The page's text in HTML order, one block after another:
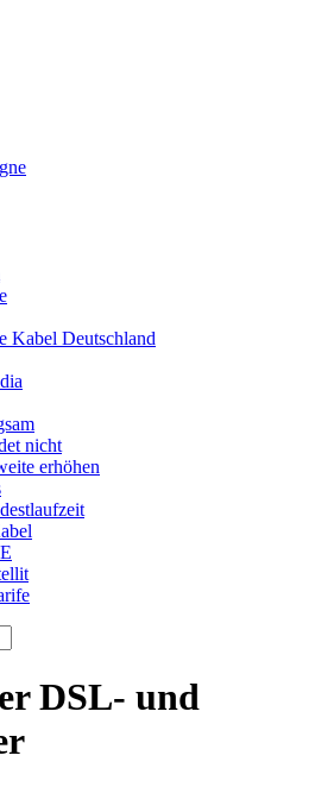
Kabel Deutschland
nicht
erhöhen
DSL- und